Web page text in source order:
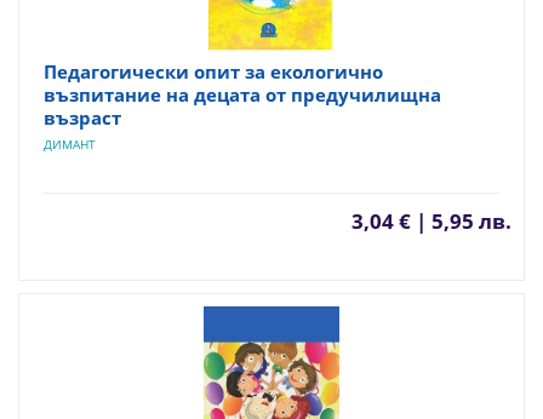
Педагогически опит за екологично
възпитание на децата от предучилищна
възраст
ДИМАНТ
3,04 € | 5,95 лв.